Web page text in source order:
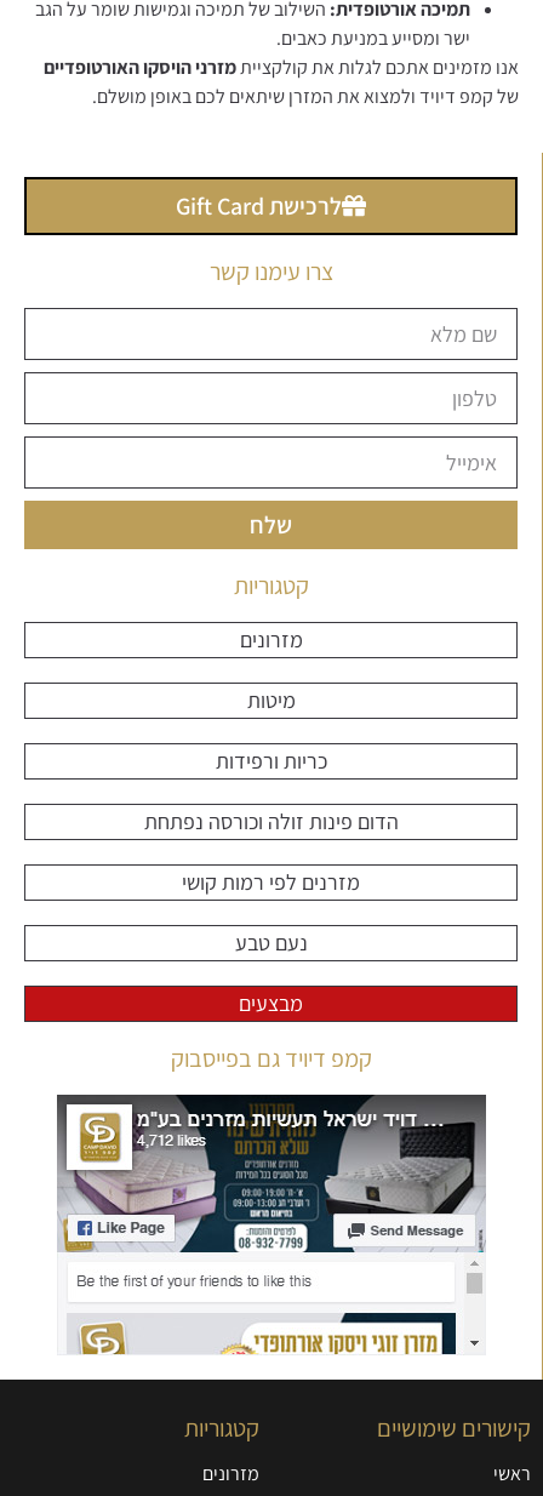
תמיכה אורטופדית: השילוב של תמיכה וגמישות שומר על הגב
ישר ומסייע במניעת כאבים.
אנו מזמינים אתכם לגלות את קולקצייתמזרני הויסקו האורטופדיים
של קמפ דיויד ולמצוא את המזרן שיתאים לכם באופן מושלם.
לרכישת Gift Card
צרו עימנו קשר
שלח
קטגוריות
מזרונים
מיטות
כריות ורפידות
הדום פינות זולה וכורסה נפתחת
מזרנים לפי רמות קושי
נעם טבע
מבצעים
קמפ דיויד גם בפייסבוק
קישורים שימושיים
ראשי
קטגוריות
מזרונים